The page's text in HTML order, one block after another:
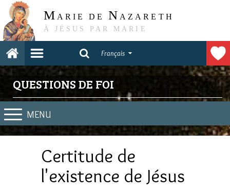
M ARIE DE N AZARETH
À JÉSUS PAR MARIE
Français
QUESTIONS DE FOI
MENU
Certitude de
l'existence de Jésus